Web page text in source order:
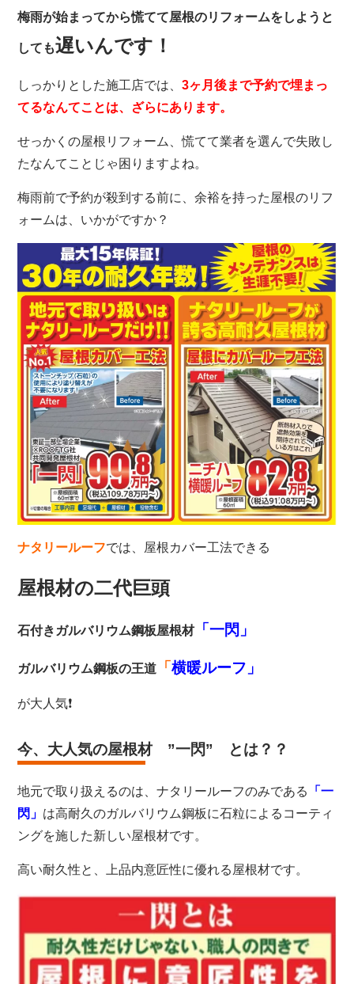
梅雨が始まってから慌てて屋根のリフォームをしようと
しても遅いんです！
しっかりとした施工店では、3ヶ月後まで予約で埋まっ
てるなんてことは、ざらにあります。
せっかくの屋根リフォーム、慌てて業者を選んで失敗し
たなんてことじゃ困りますよね。
梅雨前で予約が殺到する前に、余裕を持った屋根のリフ
ォームは、いかがですか？
ナタリールーフでは、屋根カバー工法できる
屋根材の二代巨頭
石付きガルバリウム鋼板屋根材「一閃」
ガルバリウム鋼板の王道 「横暖ルーフ」
が大人気❗️
今、大人気の屋根材 ”一閃” とは？？
地元で取り扱えるのは、ナタリールーフのみである
「一
閃」 は高耐久のガルバリウム鋼板に石粒によるコーティ
ングを施した新しい屋根材です。
高い耐久性と、上品内意匠性に優れる屋根材です。